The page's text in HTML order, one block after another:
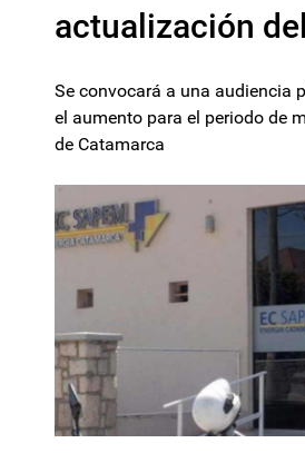
actualización
Se convocará a una audiencia
el aumento para el periodo de
de Catamarca